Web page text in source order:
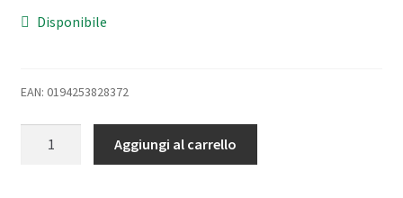
Disponibile
EAN: 0194253828372
Aggiungi al carrello